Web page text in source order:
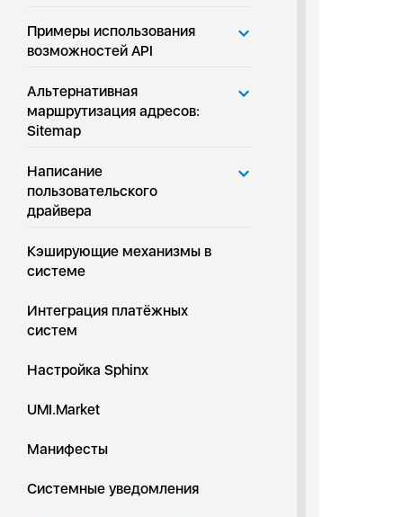
Примеры использования
возможностей API
Альтернативная
маршрутизация адресов:
Sitemap
Написание
пользовательского
драйвера
Кэширующие механизмы в
системе
Интеграция платёжных
систем
Настройка Sphinx
UMI.Market
Манифесты
Системные уведомления